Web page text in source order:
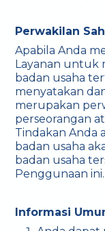
Perwakilan Sah
Apabila Anda
Layanan untuk
badan usaha
menyatakan
merupakan
perseorangan
Tindakan Anda
badan usaha
badan usaha
Penggunaan ini.
Informasi